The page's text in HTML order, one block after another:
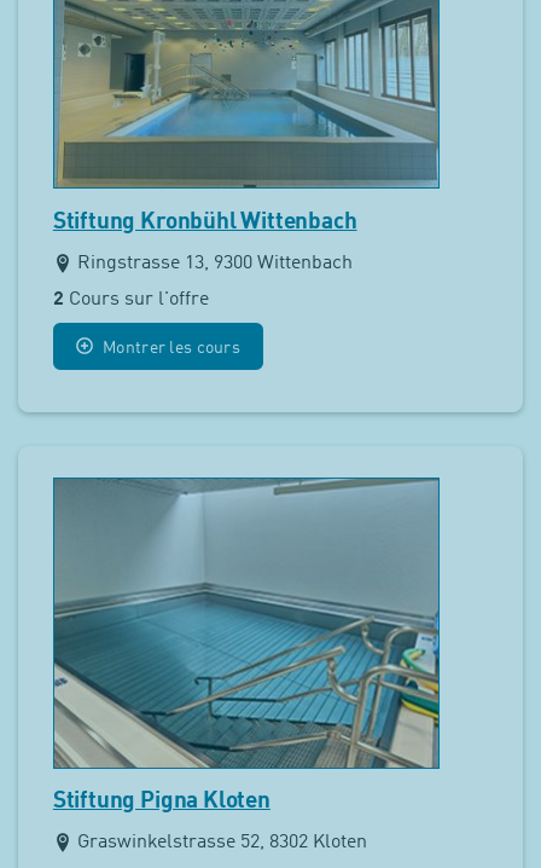
Stiftung Kronbühl Wittenbach
Ringstrasse 13, 9300 Wittenbach
2 Cours sur l'offre
Montrer les cours
Stiftung Pigna Kloten
Graswinkelstrasse 52, 8302 Kloten